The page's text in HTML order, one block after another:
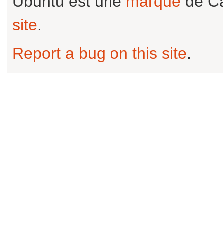
site.
Report a bug on this site.